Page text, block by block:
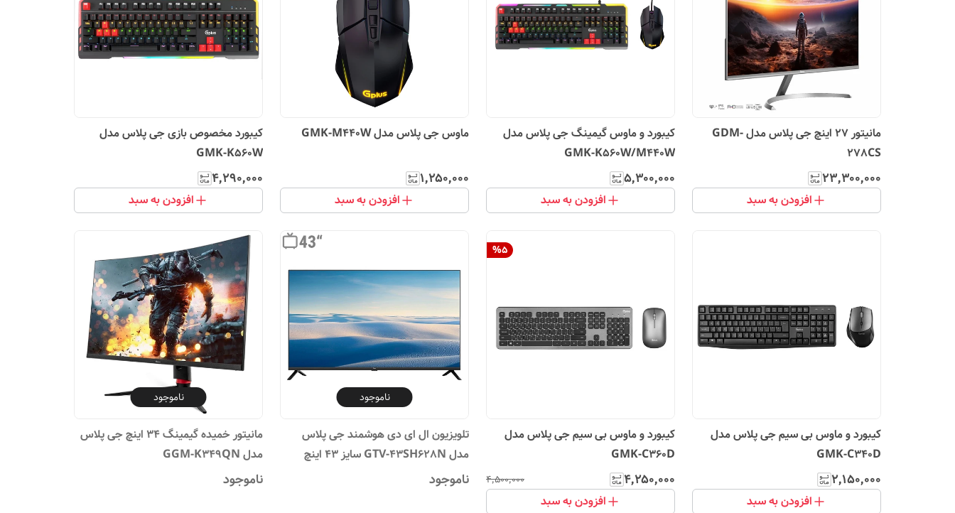
مانیتور 27 اینچ جی پلاس مدل GDM-
278CS
۲۳٬۳۰۰٬۰۰۰
افزودن به سبد
کیبورد و ماوس گیمینگ جی پلاس مدل
GMK-K560W/M440W
۵٬۳۰۰٬۰۰۰
افزودن به سبد
ماوس جی پلاس مدل GMK-M440W
۱٬۲۵۰٬۰۰۰
افزودن به سبد
کیبورد مخصوص بازی جی پلاس مدل
GMK-K560W
۴٬۲۹۰٬۰۰۰
افزودن به سبد
کیبورد و ماوس بی سیم جی پلاس مدل
GMK-C340D
۲٬۱۵۰٬۰۰۰
افزودن به سبد
%5
کیبورد و ماوس بی سیم جی پلاس مدل
GMK-C360D
۴٬۲۵۰٬۰۰۰ ۴٬۵۰۰٬۰۰۰
افزودن به سبد
ناموجود
تلویزیون ال ای دی هوشمند جی پلاس
مدل GTV-43SH628N سایز 43 اینچ
ناموجود
ناموجود
مانیتور خمیده گیمینگ 34 اینچ جی پلاس
مدل GGM-K349QN
ناموجود